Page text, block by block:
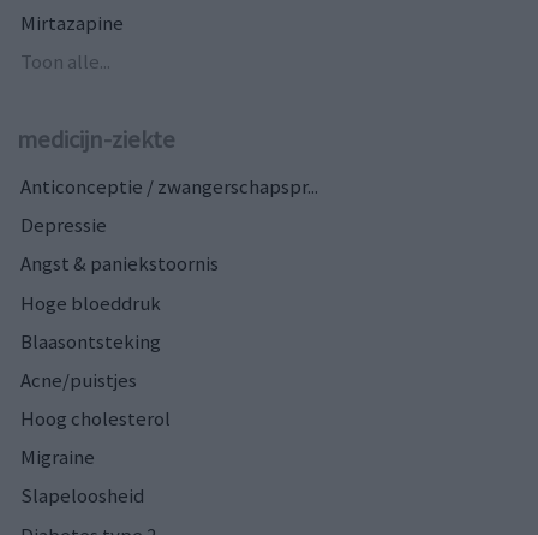
Mirtazapine
Toon alle...
medicijn-ziekte
Anticonceptie / zwangerschapspr...
Depressie
Angst & paniekstoornis
Hoge bloeddruk
Blaasontsteking
Acne/puistjes
Hoog cholesterol
Migraine
Slapeloosheid